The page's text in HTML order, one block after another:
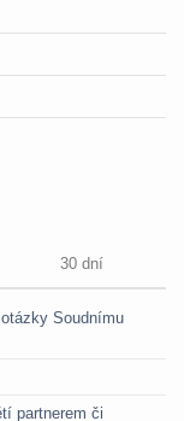
30 dní
Soudnímu
partnerem či